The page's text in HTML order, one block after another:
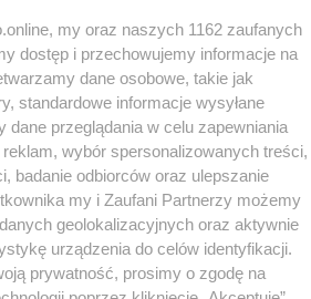
my oraz naszych 1162 zaufanych
dostęp i przechowujemy informacje na
dane osobowe, takie jak
standardowe informacje wysyłane
dane przeglądania w celu zapewniania
wybór spersonalizowanych treści,
badanie odbiorców oraz ulepszanie
my i Zaufani Partnerzy możemy
geolokalizacyjnych oraz aktywnie
urządzenia do celów identyfikacji.
prywatność, prosimy o zgodę na